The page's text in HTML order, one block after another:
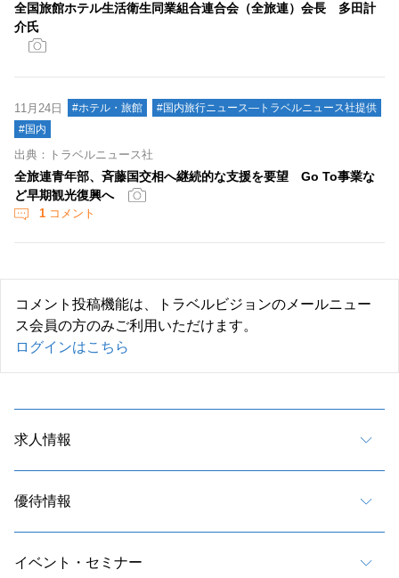
全国旅館ホテル生活衛生同業組合連合会（全旅連）会長 多田計
介氏
11月24日 #ホテル・旅館
#国内旅行ニュース―トラベルニュース社提供
#国内
出典：トラベルニュース社
全旅連青年部、斉藤国交相へ継続的な支援を要望 Go To事業な
ど早期観光復興へ
1 コメント
コメント投稿機能は、トラベルビジョンのメールニュー
ス会員の方のみご利用いただけます。
ログインはこちら
求人情報
優待情報
イベント・セミナー